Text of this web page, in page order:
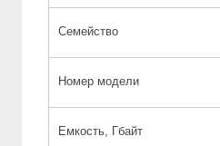
Семейство
Номер модели
Емкость, Гбайт